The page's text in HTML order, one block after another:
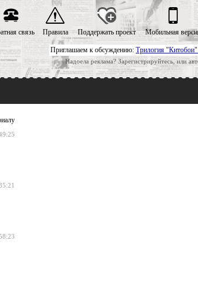
Приглашаем к обсуждению: Трилогия
Надоела реклама? Зарегистрируйтесь, или
связь Правила Поддержать проект Мобильная